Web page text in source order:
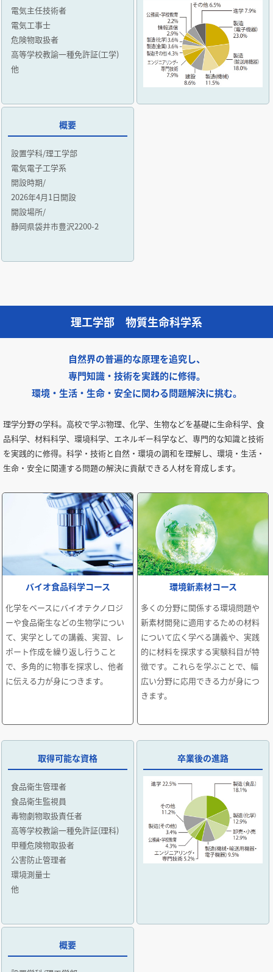
電気主任技術者
電気工事士
危険物取扱者
高等学校教諭一種免許証(工学)
他
概要
設置学科/理工学部
電気電子工学系
開設時期/
2026年4月1日開設
開設場所/
静岡県袋井市豊沢2200-2
理工学部 物質生命科学系
自然界の普遍的な原理を追究し、
専門知識・技術を実践的に修得。
環境・生活・生命・安全に関わる問題解決に挑む。
理学分野の学科。高校で学ぶ物理、化学、生物などを基礎に生命科学、食
品科学、材料科学、環境科学、エネルギー科学など、専門的な知識と技術
を実践的に修得。科学・技術と自然・環境の調和を理解し、環境・生活・
生命・安全に関連する問題の解決に貢献できる人材を育成します。
バイオ食品科学コース
化学をベースにバイオテクノロジ
ーや食品衛生などの生物学につい
て、実学としての講義、実習、レ
ポート作成を繰り返し行うこと
で、多角的に物事を探求し、他者
に伝える力が身につきます。
環境新素材コース
多くの分野に関係する環境問題や
新素材開発に適用するための材料
について広く学べる講義や、実践
的に材料を探求する実験科目が特
徴です。これらを学ぶことで、幅
広い分野に応用できる力が身につ
きます。
取得可能な資格
食品衛生管理者
食品衛生監視員
毒物劇物取扱責任者
高等学校教諭一種免許証(理科)
甲種危険物取扱者
公害防止管理者
環境測量士
他
卒業後の進路
概要